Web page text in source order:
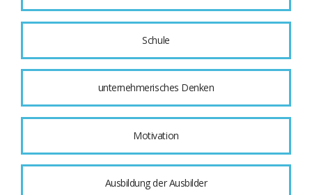
Schule
unternehmerisches Denken
Motivation
Ausbildung der Ausbilder